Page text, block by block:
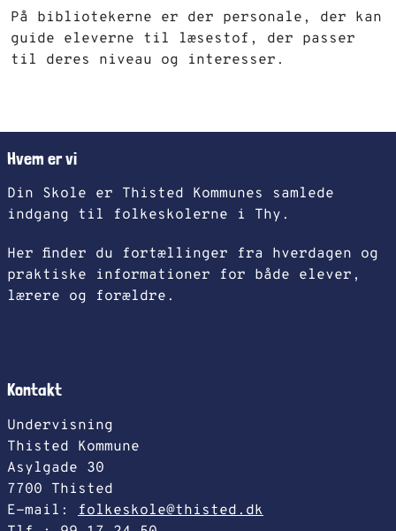
På bibliotekerne er der personale, der kan
guide eleverne til læsestof, der passer
til deres niveau og interesser.
Hvem er vi
Din Skole er Thisted Kommunes samlede
indgang til folkeskolerne i Thy.
Her finder du fortællinger fra hverdagen og
praktiske informationer for både elever,
lærere og forældre.
Kontakt
Undervisning
Thisted Kommune
Asylgade 30
7700 Thisted
E-mail: folkeskole@thisted.dk